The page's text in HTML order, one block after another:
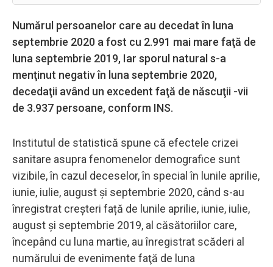
Numărul persoanelor care au decedat în luna
septembrie 2020 a fost cu 2.991 mai mare faţă de
luna septembrie 2019, Iar sporul natural s-a
menţinut negativ în luna septembrie 2020,
decedaţii având un excedent faţă de născuţii -vii
de 3.937 persoane, conform INS.
Institutul de statistică spune că efectele crizei
sanitare asupra fenomenelor demografice sunt
vizibile, în cazul deceselor, în special în lunile aprilie,
iunie, iulie, august şi septembrie 2020, când s-au
înregistrat creșteri față de lunile aprilie, iunie, iulie,
august şi septembrie 2019, al căsătoriilor care,
începând cu luna martie, au înregistrat scăderi al
numărului de evenimente faţă de luna